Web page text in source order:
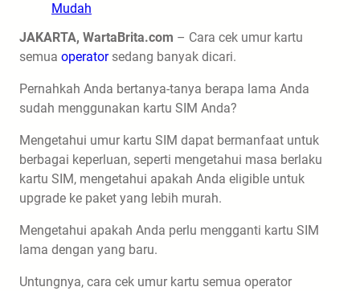
Mudah
JAKARTA, WartaBrita.com – Cara cek umur kartu
semua operatorsedang banyak dicari.
Pernahkah Anda bertanya-tanya berapa lama Anda
sudah menggunakan kartu SIM Anda?
Mengetahui umur kartu SIM dapat bermanfaat untuk
berbagai keperluan, seperti mengetahui masa berlaku
kartu SIM, mengetahui apakah Anda eligible untuk
upgrade ke paket yang lebih murah.
Mengetahui apakah Anda perlu mengganti kartu SIM
lama dengan yang baru.
Untungnya, cara cek umur kartu semua operator